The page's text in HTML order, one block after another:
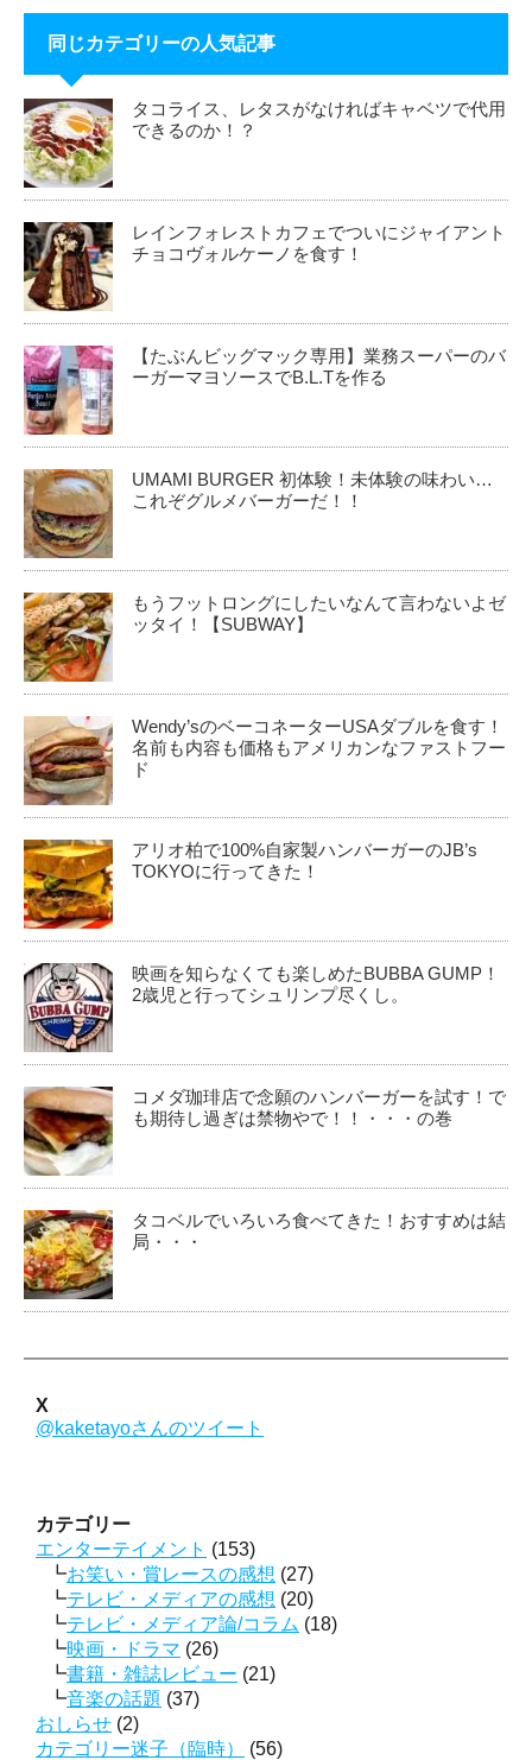
同じカテゴリーの人気記事
タコライス、レタスがなければキャベツで代用
できるのか！？
レインフォレストカフェでついにジャイアント
チョコヴォルケーノを食す！
【たぶんビッグマック専用】業務スーパーのバ
ーガーマヨソースでB.L.Tを作る
UMAMI BURGER 初体験！未体験の味わい…
これぞグルメバーガーだ！！
もうフットロングにしたいなんて言わないよゼ
ッタイ！【SUBWAY】
Wendy’sのベーコネーターUSAダブルを食す！
名前も内容も価格もアメリカンなファストフー
ド
アリオ柏で100%自家製ハンバーガーのJB’s
TOKYOに行ってきた！
映画を知らなくても楽しめたBUBBA GUMP！
2歳児と行ってシュリンプ尽くし。
コメダ珈琲店で念願のハンバーガーを試す！で
も期待し過ぎは禁物やで！！・・・の巻
タコベルでいろいろ食べてきた！おすすめは結
局・・・
X
@kaketayoさんのツイート
カテゴリー
エンターテイメント (153)
お笑い・賞レースの感想 (27)
テレビ・メディアの感想 (20)
テレビ・メディア論/コラム (18)
映画・ドラマ (26)
書籍・雑誌レビュー (21)
音楽の話題 (37)
おしらせ (2)
カテゴリー迷子（臨時）
(56)